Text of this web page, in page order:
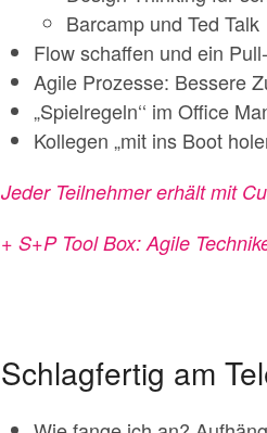
Barcamp und Ted Talk
Flow schaffen und ein
Agile Prozesse: Bessere
„Spielregeln‘‘ im Office
Kollegen „mit ins Boot
Jeder Teilnehmer erhält mit
+ S+P Tool Box: Agile
Schlagfertig am